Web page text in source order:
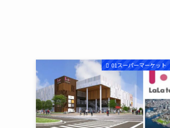
01スーパーマーケット